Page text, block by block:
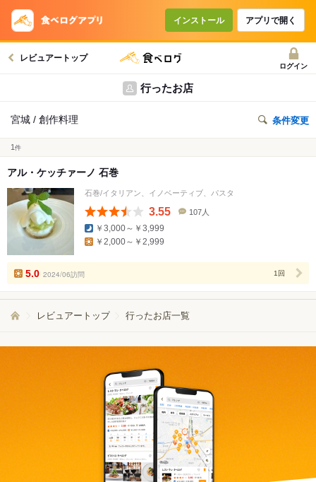
インストール アプリで開く
レビュアートップ
ログイン
行ったお店
宮城 / 創作料理 条件変更
1 件
アル・ケッチァーノ 石巻
石巻/イタリアン、イノベーティブ、パスタ
3.55
数
107人
￥3,000～￥3,999
￥2,000～￥2,999
5.0 2024/06訪問 1回
レビュアートップ 行ったお店一覧